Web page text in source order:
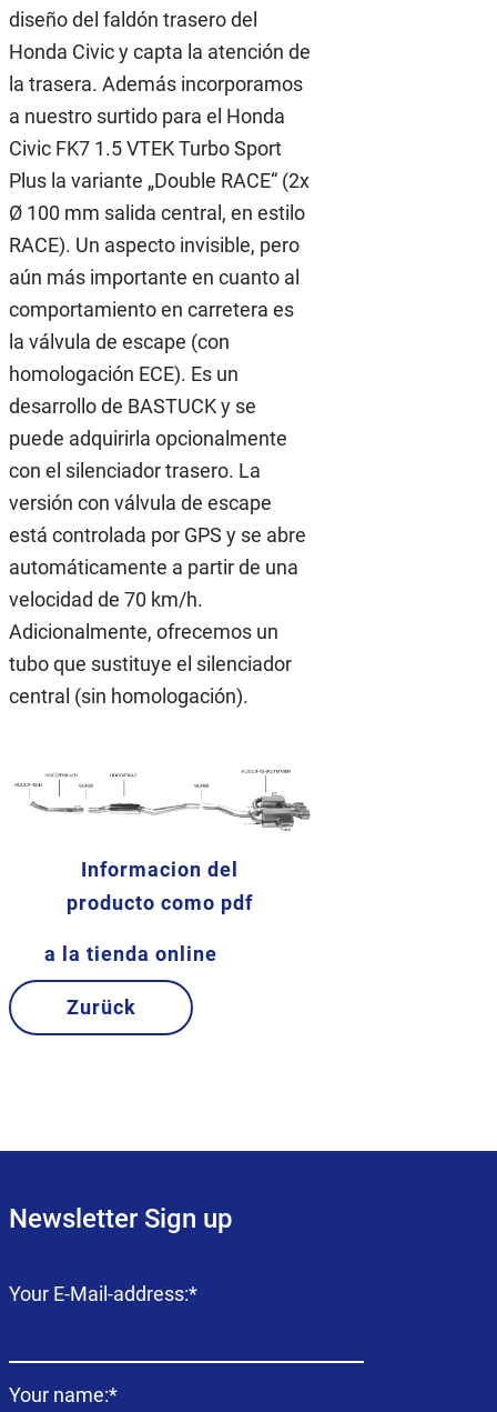
diseño del faldón trasero del
Honda Civic y capta la atención de
la trasera. Además incorporamos
a nuestro surtido para el Honda
Civic FK7 1.5 VTEK Turbo Sport
Plus la variante „Double RACE“ (2x
Ø 100 mm salida central, en estilo
RACE). Un aspecto invisible, pero
aún más importante en cuanto al
comportamiento en carretera es
la válvula de escape (con
homologación ECE). Es un
desarrollo de BASTUCK y se
puede adquirirla opcionalmente
con el silenciador trasero. La
versión con válvula de escape
está controlada por GPS y se abre
automáticamente a partir de una
velocidad de 70 km/h.
Adicionalmente, ofrecemos un
tubo que sustituye el silenciador
central (sin homologación).
Informacion del
producto como pdf
a la tienda online
Zurück
Newsletter Sign up
Campo
Your E-Mail-address:*
Campo
Your name:*